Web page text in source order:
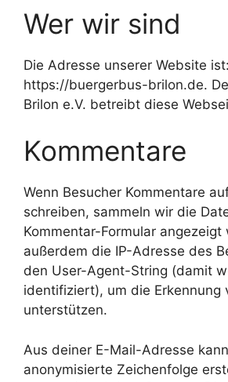
Wer wir sind
Die Adresse unserer Website ist:
https://buergerbus-brilon.de.
Brilon e.V. betreibt diese
Kommentare
Wenn Besucher Kommentare
schreiben, sammeln wir die
Kommentar-Formular angezeigt
außerdem die IP-Adresse des
den User-Agent-String (damit
identifiziert), um die Erkennung
unterstützen.
Aus deiner E-Mail-Adresse
anonymisierte Zeichenfolge